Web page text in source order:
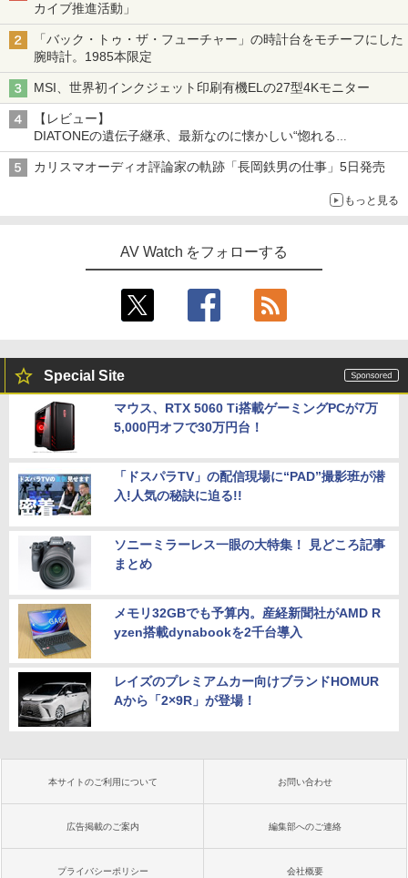
カイブ推進活動」
「バック・トゥ・ザ・フューチャー」の時計台をモチーフにした
腕時計。1985本限定
MSI、世界初インクジェット印刷有機ELの27型4Kモニター
【レビュー】
DIATONEの遺伝子継承、最新なのに懐かしい“惚れる
音”Tecnologia e Cuore「DS-TC52B」を聴く
カリスマオーディオ評論家の軌跡「長岡鉄男の仕事」5日発売
もっと見る
AV Watch をフォローする
Special Site
マウス、RTX 5060 Ti搭載ゲーミングPCが7万
5,000円オフで30万円台！
「ドスパラTV」の配信現場に“PAD”撮影班が潜
入!人気の秘訣に迫る!!
ソニーミラーレス一眼の大特集！ 見どころ記事
まとめ
メモリ32GBでも予算内。産経新聞社がAMD R
yzen搭載dynabookを2千台導入
レイズのプレミアムカー向けブランドHOMUR
Aから「2×9R」が登場！
本サイトのご利用について お問い合わせ
広告掲載のご案内 編集部へのご連絡
プライバシーポリシー 会社概要